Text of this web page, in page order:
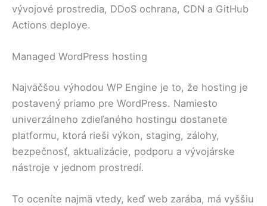
vývojové prostredia, DDoS ochrana, CDN a GitHub
Actions deploye.
Managed WordPress hosting
Najväčšou výhodou WP Engine je to, že hosting je
postavený priamo pre WordPress. Namiesto
univerzálneho zdieľaného hostingu dostanete
platformu, ktorá rieši výkon, staging, zálohy,
bezpečnosť, aktualizácie, podporu a vývojárske
nástroje v jednom prostredí.
To oceníte najmä vtedy, keď web zarába, má vyššiu